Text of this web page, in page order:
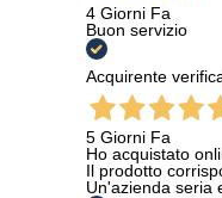
4 Giorni Fa
Buon servizio
Acquirente
5 Giorni Fa
Ho acquistato
Il prodotto
Un'azienda seria